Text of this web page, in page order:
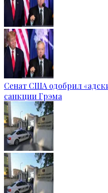
Сенат США одобрил
санкции Грэма